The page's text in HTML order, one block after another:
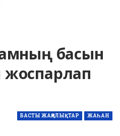
басын
БАСТЫ ЖАҢАЛЫҚТАР ЖАҺАН